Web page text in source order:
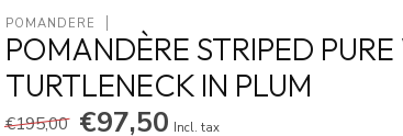
POMANDÈRE
POMANDÈRE STRIPED
TURTLENECK IN PLUM
€195,00 €97,50 Incl. tax